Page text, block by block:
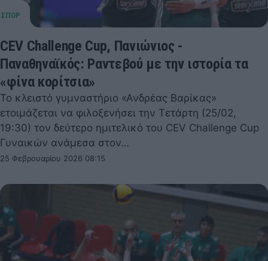
CEV Challenge Cup, Πανιώνιος -
Παναθηναϊκός: Ραντεβού με την ιστορία τα
«φίνα κορίτσια»
Το κλειστό γυμναστήριο «Ανδρέας Βαρίκας»
ετοιμάζεται να φιλοξενήσει την Τετάρτη (25/02,
19:30) τον δεύτερο ημιτελικό του CEV Challenge Cup
Γυναικών ανάμεσα στον…
25 Φεβρουαρίου 2026 08:15